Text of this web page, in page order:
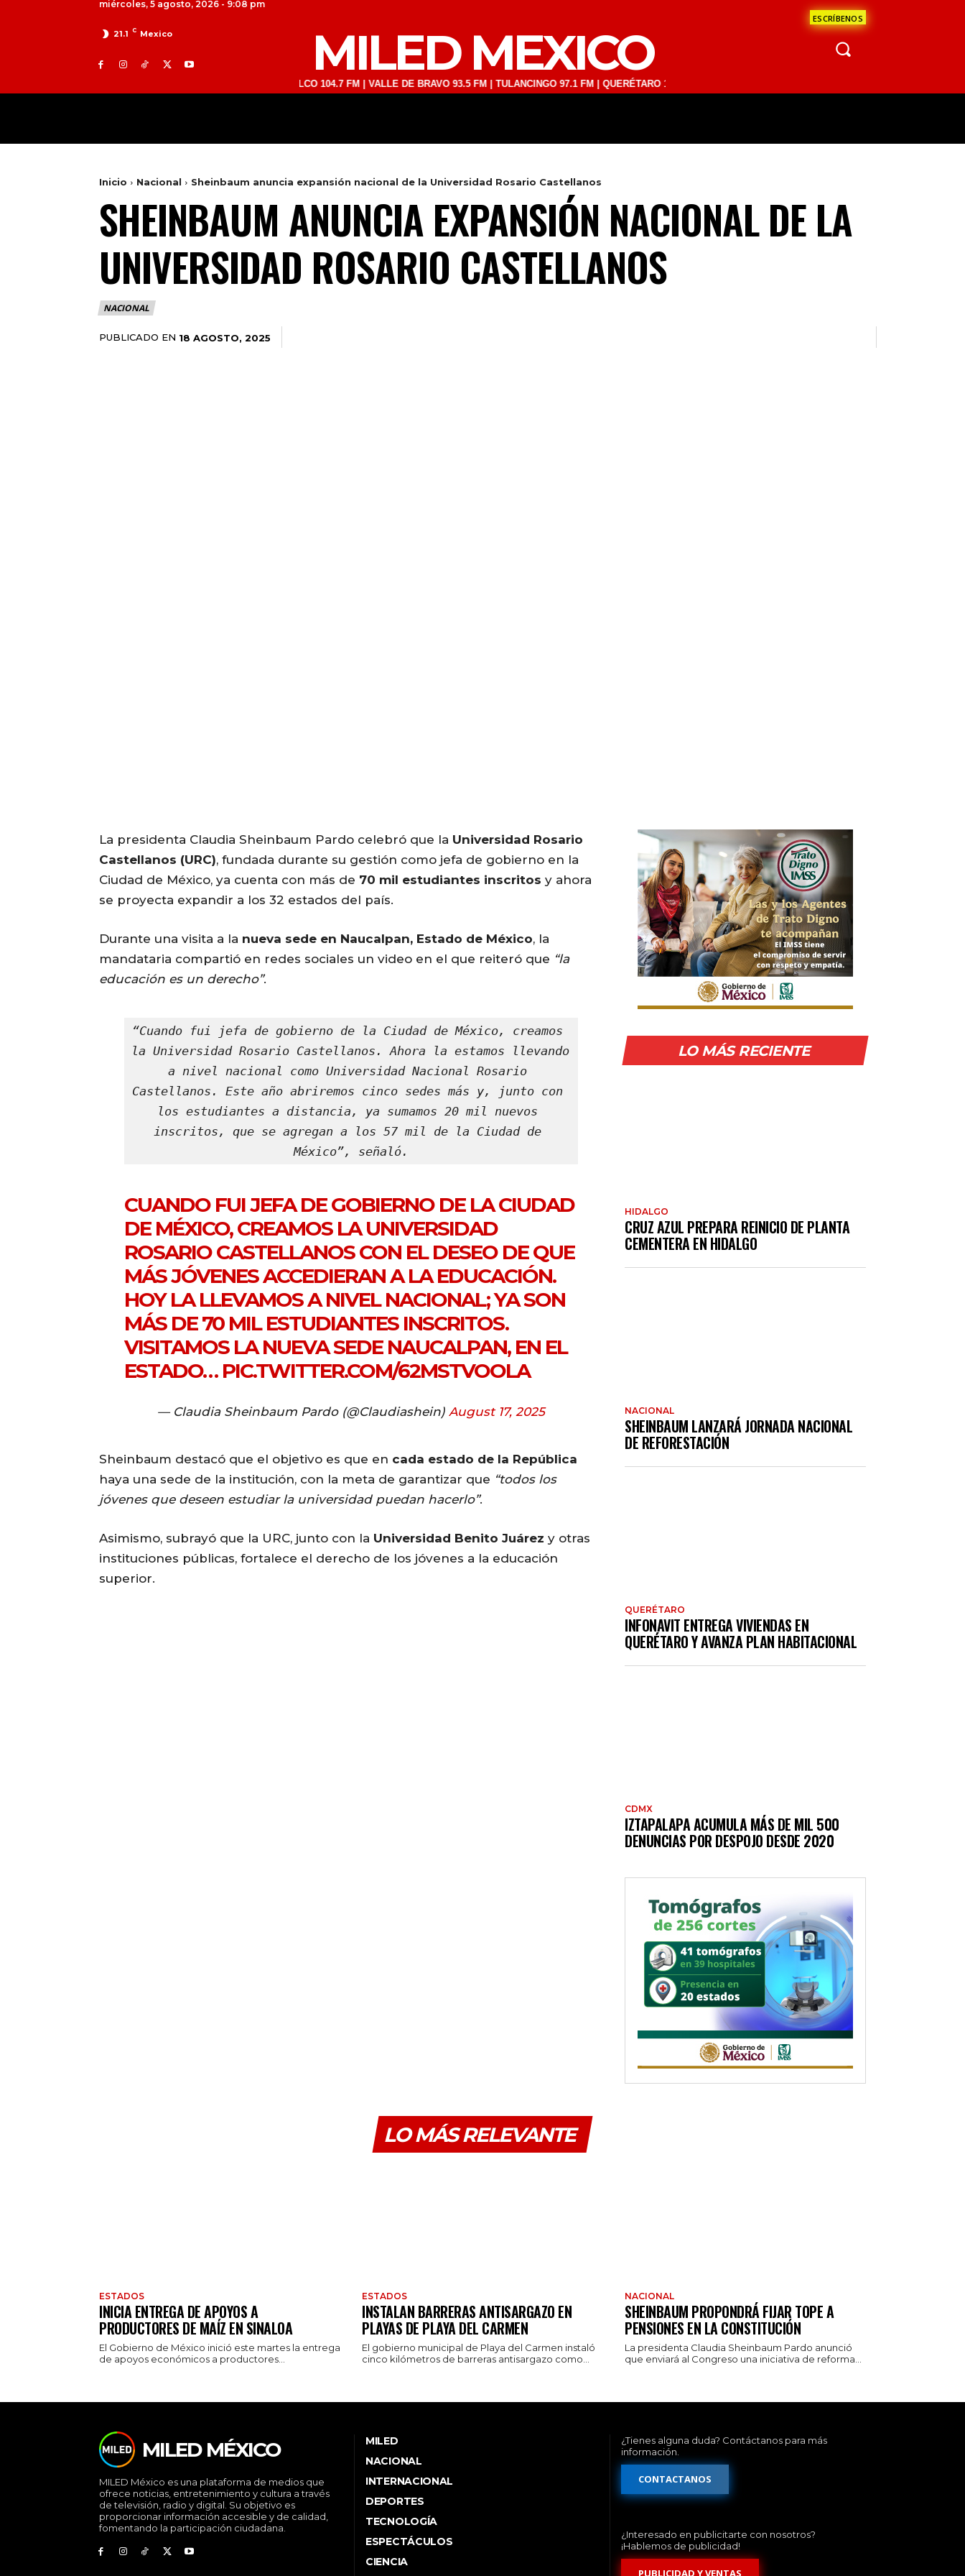
miércoles, 5 agosto, 2026 - 9:08 pm
ESCRÍBENOS
21.1 C Mexico MILED MEXICO
TOLUCA 98.9 FM | ATLACOMULCO 104.7 FM | VALLE DE BRAVO 93.5 FM | TULANCINGO 97.1 FM | QUERÉTARO 103.1 FM | SAN JUAN DEL RÍO 93.1 FM | GUADALAJARA 1510 AM | LA
Inicio Nacional Sheinbaum anuncia expansión nacional de la Universidad Rosario Castellanos
SHEINBAUM ANUNCIA EXPANSIÓN NACIONAL DE LA
UNIVERSIDAD ROSARIO CASTELLANOS
NACIONAL
PUBLICADO EN 18 AGOSTO, 2025
La presidenta Claudia Sheinbaum Pardo celebró que la Universidad Rosario
Castellanos (URC), fundada durante su gestión como jefa de gobierno en la
Ciudad de México, ya cuenta con más de 70 mil estudiantes inscritos y ahora
se proyecta expandir a los 32 estados del país.
Durante una visita a la nueva sede en Naucalpan, Estado de México, la
mandataria compartió en redes sociales un video en el que reiteró que “la
educación es un derecho”.
“Cuando fui jefa de gobierno de la Ciudad de México, creamos
la Universidad Rosario Castellanos. Ahora la estamos llevando
a nivel nacional como Universidad Nacional Rosario
Castellanos. Este año abriremos cinco sedes más y, junto con
los estudiantes a distancia, ya sumamos 20 mil nuevos
inscritos, que se agregan a los 57 mil de la Ciudad de
México”, señaló.
CUANDO FUI JEFA DE GOBIERNO DE LA CIUDAD
DE MÉXICO, CREAMOS LA UNIVERSIDAD
ROSARIO CASTELLANOS CON EL DESEO DE QUE
MÁS JÓVENES ACCEDIERAN A LA EDUCACIÓN.
HOY LA LLEVAMOS A NIVEL NACIONAL; YA SON
MÁS DE 70 MIL ESTUDIANTES INSCRITOS.
VISITAMOS LA NUEVA SEDE NAUCALPAN, EN EL
ESTADO… PIC.TWITTER.COM/62MSTVOOLA
— Claudia Sheinbaum Pardo (@Claudiashein) August 17, 2025
Sheinbaum destacó que el objetivo es que en cada estado de la República
haya una sede de la institución, con la meta de garantizar que “todos los
jóvenes que deseen estudiar la universidad puedan hacerlo”.
Asimismo, subrayó que la URC, junto con la Universidad Benito Juárez y otras
instituciones públicas, fortalece el derecho de los jóvenes a la educación
superior.
LO MÁS RECIENTE
HIDALGO
CRUZ AZUL PREPARA REINICIO DE PLANTA
CEMENTERA EN HIDALGO
NACIONAL
SHEINBAUM LANZARÁ JORNADA NACIONAL
DE REFORESTACIÓN
QUERÉTARO
INFONAVIT ENTREGA VIVIENDAS EN
QUERÉTARO Y AVANZA PLAN HABITACIONAL
CDMX
IZTAPALAPA ACUMULA MÁS DE MIL 500
DENUNCIAS POR DESPOJO DESDE 2020
LO MÁS RELEVANTE
ESTADOS
INICIA ENTREGA DE APOYOS A
PRODUCTORES DE MAÍZ EN SINALOA
El Gobierno de México inició este martes la entrega
de apoyos económicos a productores...
ESTADOS
INSTALAN BARRERAS ANTISARGAZO EN
PLAYAS DE PLAYA DEL CARMEN
El gobierno municipal de Playa del Carmen instaló
cinco kilómetros de barreras antisargazo como...
NACIONAL
SHEINBAUM PROPONDRÁ FIJAR TOPE A
PENSIONES EN LA CONSTITUCIÓN
La presidenta Claudia Sheinbaum Pardo anunció
que enviará al Congreso una iniciativa de reforma...
MILED MÉXICO
MILED México es una plataforma de medios que
ofrece noticias, entretenimiento y cultura a través
de televisión, radio y digital. Su objetivo es
proporcionar información accesible y de calidad,
fomentando la participación ciudadana.
MILED
NACIONAL
INTERNACIONAL
DEPORTES
TECNOLOGÍA
ESPECTÁCULOS
CIENCIA
¿Tienes alguna duda? Contáctanos para más
información.
CONTACTANOS
¿Interesado en publicitarte con nosotros?
¡Hablemos de publicidad!
PUBLICIDAD Y VENTAS